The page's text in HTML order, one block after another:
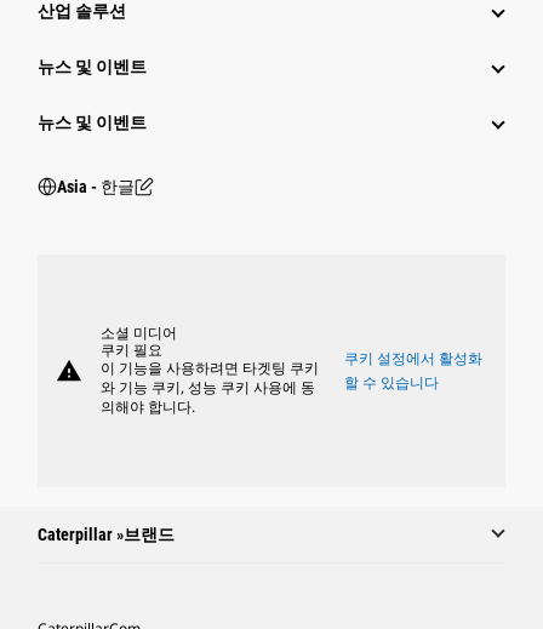
산업 솔루션
뉴스 및 이벤트
뉴스 및 이벤트
Asia - 한글
warning
소셜 미디어
쿠키 필요
이 기능을 사용하려면 타겟팅 쿠키
와 기능 쿠키, 성능 쿠키 사용에 동
의해야 합니다.
쿠키 설정에서 활성화
할 수 있습니다
Caterpillar »브랜드